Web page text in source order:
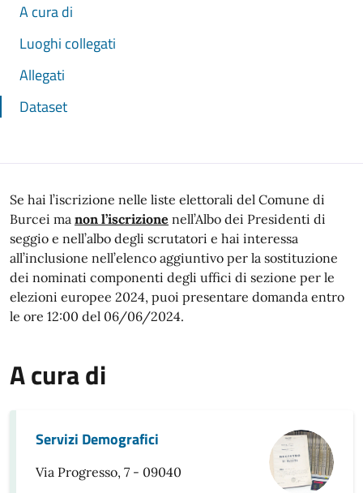
A cura di
Luoghi collegati
Allegati
Dataset
Se hai l’iscrizione nelle liste elettorali del Comune di
Burcei ma non l’iscrizione nell’Albo dei Presidenti di
seggio e nell’albo degli scrutatori e hai interessa
all’inclusione nell’elenco aggiuntivo per la sostituzione
dei nominati componenti degli uffici di sezione per le
elezioni europee 2024, puoi presentare domanda entro
le ore 12:00 del 06/06/2024.
A cura di
Servizi Demografici
Via Progresso, 7 - 09040